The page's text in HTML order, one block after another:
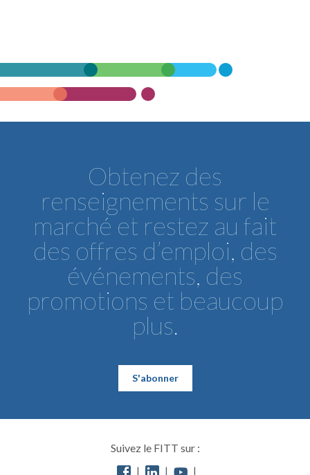
Obtenez des
renseignements sur le
marché et restez au fait
des offres d’emploi, des
événements, des
promotions et beaucoup
plus.
S'abonner
Suivez le FITT sur :